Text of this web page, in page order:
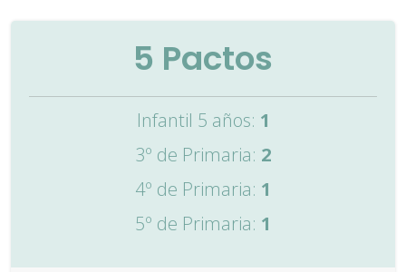
5 Pactos
Infantil 5 años: 1
3º de Primaria: 2
4º de Primaria: 1
5º de Primaria: 1